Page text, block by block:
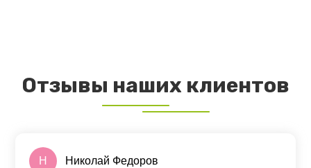
Отзывы наших клиентов
Н Николай Федоров